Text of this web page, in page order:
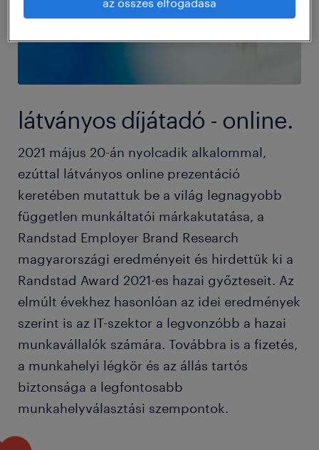
látványos díjátadó - online.
2021 május 20-án nyolcadik alkalommal,
ezúttal látványos online prezentáció
keretében mutattuk be a világ legnagyobb
független munkáltatói márkakutatása, a
Randstad Employer Brand Research
magyarországi eredményeit és hirdettük ki a
Randstad Award 2021-es hazai győzteseit. Az
elmúlt évekhez hasonlóan az idei eredmények
szerint is az IT-szektor a legvonzóbb a hazai
munkavállalók számára. Továbbra is a fizetés,
a munkahelyi légkör és az állás tartós
biztonsága a legfontosabb
munkahelyválasztási szempontok.